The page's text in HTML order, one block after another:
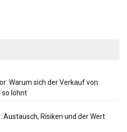
Warum sich der Verkauf von
so lohnt
Austausch, Risiken und der Wert